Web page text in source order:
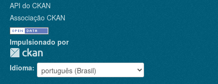
API do CKAN
Associação CKAN
Impulsionado por
Idioma